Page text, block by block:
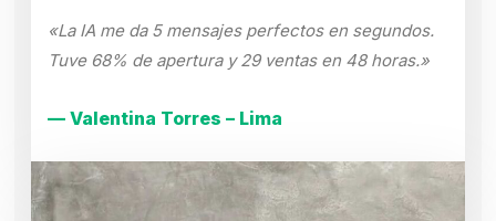
«La IA me da 5 mensajes perfectos en segundos.
Tuve 68% de apertura y 29 ventas en 48 horas.»
— Valentina Torres – Lima